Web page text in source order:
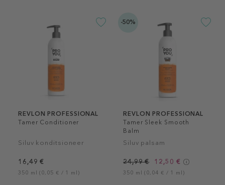
REVLON PROFESSIONAL
Tamer Conditioner
Siluv konditsioneer
16,49 €
350 ml (0,05 € / 1 ml)
-50%
REVLON PROFESSIONAL
Tamer Sleek Smooth
Balm
Siluv palsam
24,99 € 12,50 €
350 ml (0,04 € / 1 ml)